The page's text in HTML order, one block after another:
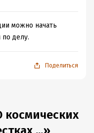
можно начать
по делу.
Поделиться